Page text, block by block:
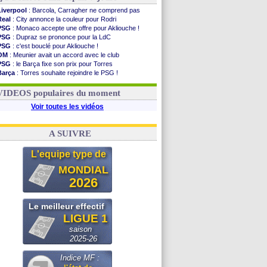
: Barcola, Carragher ne comprend pas
: City annonce la couleur pour Rodri
: Monaco accepte une offre pour Akliouche !
: Dupraz se prononce pour la LdC
: c'est bouclé pour Akliouche !
: Meunier avait un accord avec le club
: le Barça fixe son prix pour Torres
: Torres souhaite rejoindre le PSG !
: quand Medina recadre... sa mère
populaires du moment
Voir toutes les vidéos
A SUIVRE
L'equipe type de
MONDIAL
2026
Le meilleur effectif
LIGUE 1
saison
2025-26
Indice MF :